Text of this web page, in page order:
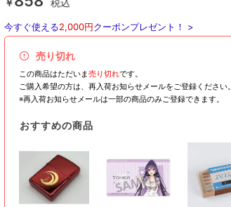
￥ 税込
今すぐ使える2,000円クーポンプレゼント！ >
売り切れ
この商品はただいま売り切れです。
ご購入希望の方は、再入荷お知らせメールをご登録ください。
※再入荷お知らせメールは一部の商品のみご登録できます。
おすすめの商品